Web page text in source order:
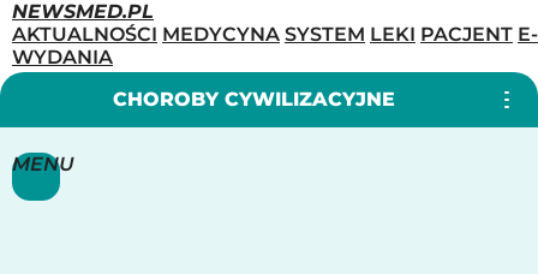
NEWSMED.PL
AKTUALNOŚCI MEDYCYNA SYSTEM LEKI PACJENT E-
WYDANIA
MENU
CHOROBY CYWILIZACYJNE